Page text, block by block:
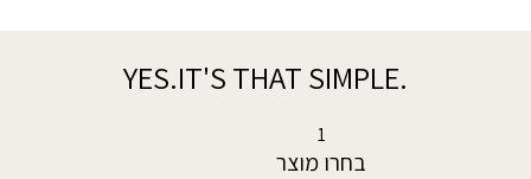
.YES.IT'S THAT SIMPLE
1
בחרו מוצר